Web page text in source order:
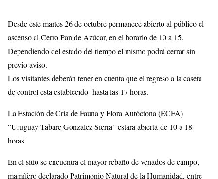
Desde este martes 26 de octubre permanece abierto al público el
ascenso al Cerro Pan de Azúcar, en el horario de 10 a 15.
Dependiendo del estado del tiempo el mismo podrá cerrar sin
previo aviso.
Los visitantes deberán tener en cuenta que el regreso a la caseta
de control está establecido hasta las 17 horas.
La Estación de Cría de Fauna y Flora Autóctona (ECFA)
“Uruguay Tabaré González Sierra” estará abierta de 10 a 18
horas.
En el sitio se encuentra el mayor rebaño de venados de campo,
mamífero declarado Patrimonio Natural de la Humanidad, entre